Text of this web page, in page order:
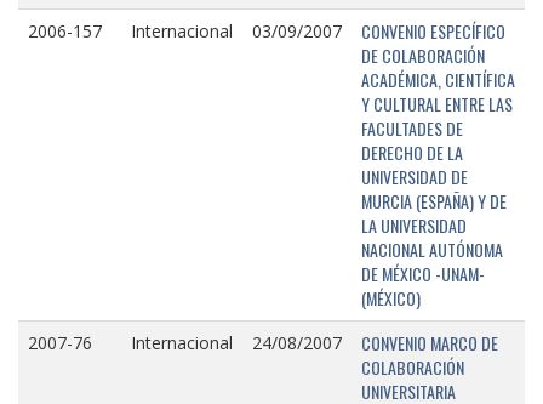
2006-157 Internacional 03/09/2007
CONVENIO ESPECÍFICO
DE COLABORACIÓN
ACADÉMICA, CIENTÍFICA
Y CULTURAL ENTRE LAS
FACULTADES DE
DERECHO DE LA
UNIVERSIDAD DE
MURCIA (ESPAÑA) Y DE
LA UNIVERSIDAD
NACIONAL AUTÓNOMA
DE MÉXICO -UNAM-
(MÉXICO)
2007-76 Internacional 24/08/2007
CONVENIO MARCO DE
COLABORACIÓN
UNIVERSITARIA